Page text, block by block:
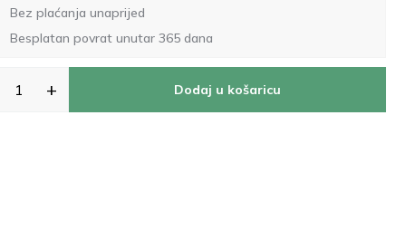
Bez plaćanja unaprijed
Besplatan povrat unutar 365 dana
+ Dodaj u košaricu